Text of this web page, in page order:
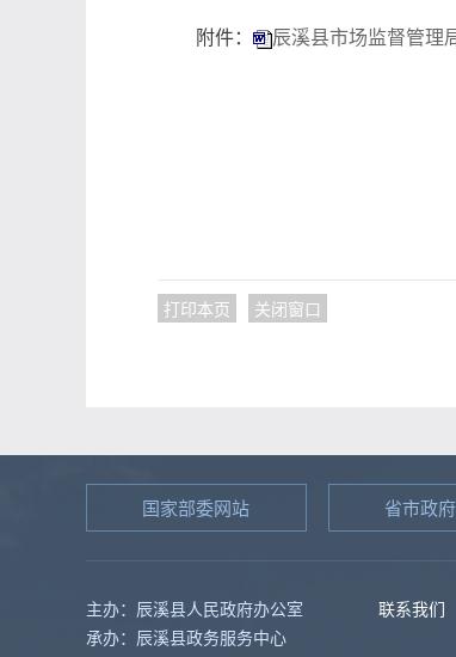
附件： 辰溪县市场监督管理
打印本页 关闭窗口
国家部委网站 省市政
主办：辰溪县人民政府办公室
承办：辰溪县政务服务中心
联系我们